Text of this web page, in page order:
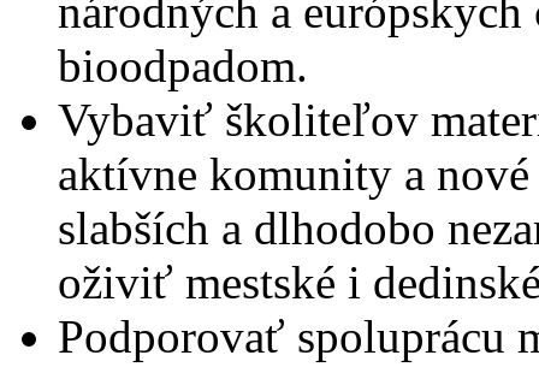
národných a
bioodpadom.
Vybaviť školiteľov
aktívne komunity a
slabších a dlhodobo
oživiť mestské i
Podporovať spoluprácu